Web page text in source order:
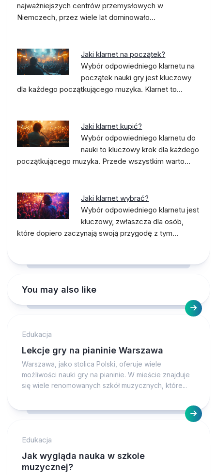
najważniejszych centrów przemysłowych w
Niemczech, przez wiele lat dominowało…
Jaki klarnet na początek?
Wybór odpowiedniego klarnetu na
początek nauki gry jest kluczowy
dla każdego początkującego muzyka. Klarnet to…
Jaki klarnet kupić?
Wybór odpowiedniego klarnetu do
nauki to kluczowy krok dla każdego
początkującego muzyka. Przede wszystkim warto…
Jaki klarnet wybrać?
Wybór odpowiedniego klarnetu jest
kluczowy, zwłaszcza dla osób,
które dopiero zaczynają swoją przygodę z tym…
You may also like
Edukacja
Lekcje gry na pianinie Warszawa
Warszawa, jako stolica Polski, oferuje wiele
możliwości nauki gry na pianinie. W mieście znajduje
się wiele renomowanych szkół muzycznych, które...
Edukacja
Jak wygląda nauka w szkole
muzycznej?